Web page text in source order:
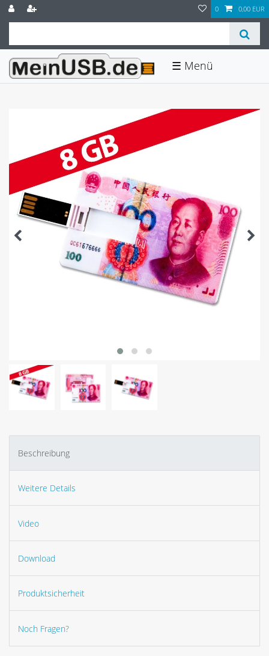
0 0,00 EUR
☰
Beschreibung
Weitere Details
Video
Download
Produktsicherheit
Noch Fragen?